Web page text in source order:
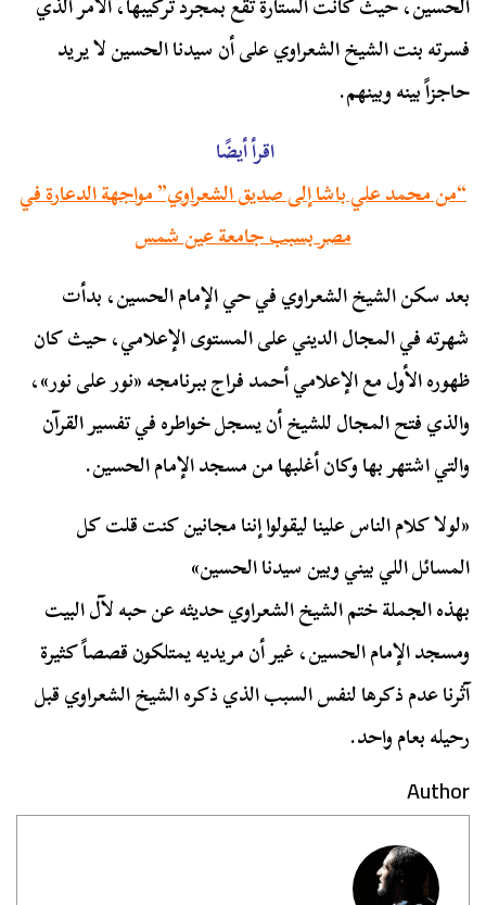
فسرته بنت الشيخ الشعراوي على أن سيدنا الحسين لا يريد
حاجزاً بينه وبينهم.
اقرأ أيضًا
“من محمد علي باشا إلى صديق الشعراوي” مواجهة الدعارة في
مصر بسبب جامعة عين شمس
بعد سكن الشيخ الشعراوي في حي الإمام الحسين، بدأت
شهرته في المجال الديني على المستوى الإعلامي، حيث كان
ظهوره الأول مع الإعلامي أحمد فراج ببرنامجه «نور على نور»،
والذي فتح المجال للشيخ أن يسجل خواطره في تفسير القرآن
والتي اشتهر بها وكان أغلبها من مسجد الإمام الحسين.
«لولا كلام الناس علينا ليقولوا إننا مجانين كنت قلت كل
المسائل اللي بيني وبين سيدنا الحسين»
بهذه الجملة ختم الشيخ الشعراوي حديثه عن حبه لآل البيت
ومسجد الإمام الحسين، غير أن مريديه يمتلكون قصصاً كثيرة
آثرنا عدم ذكرها لنفس السبب الذي ذكره الشيخ الشعراوي قبل
رحيله بعام واحد.
Author